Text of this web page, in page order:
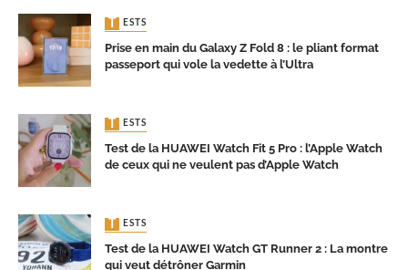
TESTS
Prise en main du Galaxy Z Fold 8 : le pliant format
passeport qui vole la vedette à l’Ultra
TESTS
Test de la HUAWEI Watch Fit 5 Pro : l’Apple Watch
de ceux qui ne veulent pas d’Apple Watch
TESTS
Test de la HUAWEI Watch GT Runner 2 : La montre
qui veut détrôner Garmin